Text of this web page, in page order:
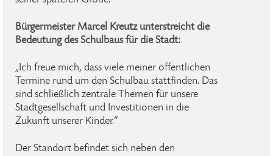
Bürgermeister Marcel Kreutz unterstreicht die
Bedeutung des Schulbaus für die Stadt:
„Ich freue mich, dass viele meiner öffentlichen
Termine rund um den Schulbau stattfinden. Das
sind schließlich zentrale Themen für unsere
Stadtgesellschaft und Investitionen in die
Zukunft unserer Kinder.“
Der Standort befindet sich neben den